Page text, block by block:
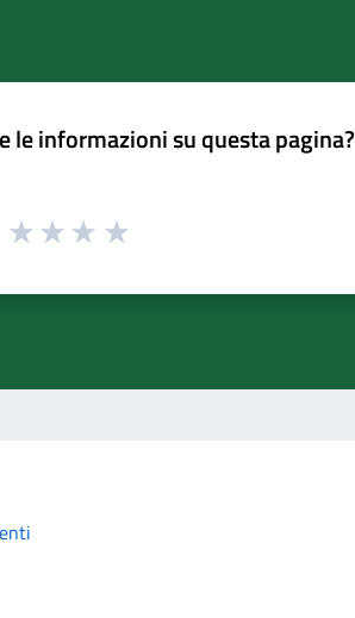
le informazioni su questa pagina?